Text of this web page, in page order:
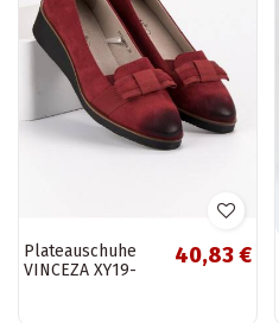
Plateauschuhe
VINCEZA XY19-
40,83 €